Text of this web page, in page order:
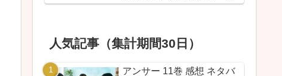
常盤の違いまとめ！【グッ
人気記事（集計期間30日）
アンサー 11巻 感想 ネタバ